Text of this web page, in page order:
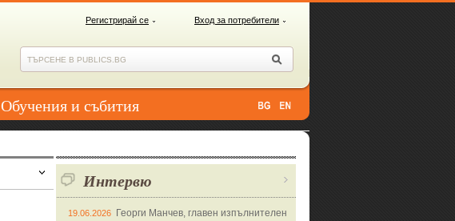
Регистрирай се Вход за потребители
Обучения и събития
Интервю
19.06.2026 Георги Манчев, главен изпълнителен